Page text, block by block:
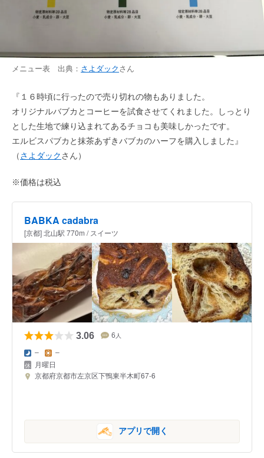
メニュー表 出典： さよダック さん
『１６時頃に行ったので売り切れの物もありました。
オリジナルバブカとコーヒーを試食させてくれました。しっとり
とした生地で練り込まれてあるチョコも美味しかったです。
エルビスパブカと抹茶あずきバブカのハーフを購入しました』
（さよダック さん）
※価格は税込
BABKA cadabra
[京都] 北山駅 770m / スイーツ
3.06 6 人
– –
月曜日
京都府京都市左京区下鴨東半木町67-6
アプリで開く